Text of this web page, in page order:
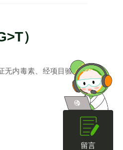
）
无内毒素、经项目验证质
留言